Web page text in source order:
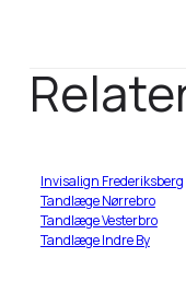
Invisalign Frederiksberg
Tandlæge Nørrebro
Tandlæge Vesterbro
Tandlæge Indre By